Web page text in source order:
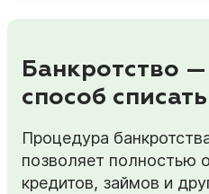
Банкротство
способ
Процедура
позволяет полностью
кредитов, займов и